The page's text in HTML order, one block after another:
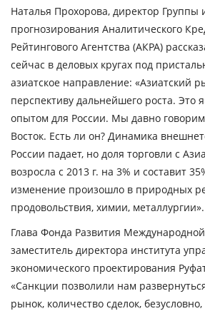
Наталья Прохорова, директор Группы
прогнозирования Аналитического
Рейтингового Агентства (АКРА)
сейчас в деловых кругах под
азиатское направление: «Азиатский
перспективу дальнейшего роста. Это
опытом для России. Мы давно
Восток. Есть ли он? Динамика
России падает, но доля торговли с
возросла с 2013 г. на 3% и составит
изменение произошло в природных
продовольствия, химии, металлургии».
Глава Фонда Развития
заместитель директора института
экономического проектирования
«Санкции позволили нам
рынок, количество сделок,